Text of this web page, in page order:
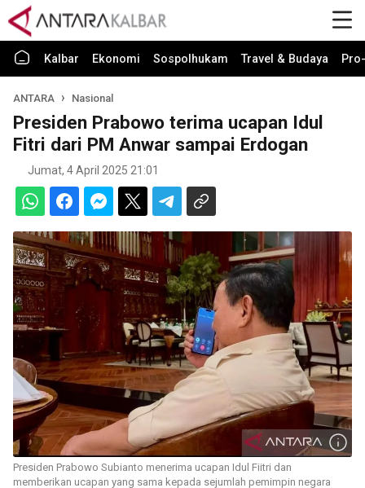
Kalbar Ekonomi Sospolhukam Travel & Budaya
ANTARA Nasional
Presiden Prabowo terima ucapan Idul
Fitri dari PM Anwar sampai Erdogan
Jumat, 4 April 2025 21:01
Presiden Prabowo Subianto menerima ucapan Idul Fiitri dan
memberikan ucapan yang sama kepada sejumlah pemimpin negara